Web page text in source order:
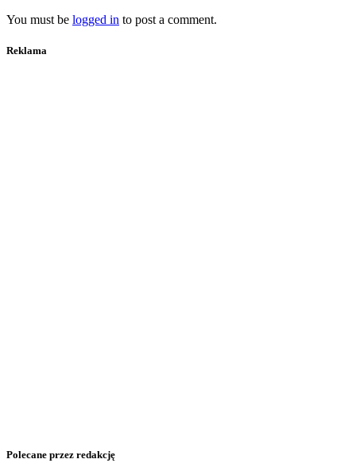
You must be logged in to post a comment.
Reklama
Polecane przez redakcję